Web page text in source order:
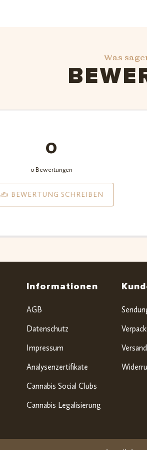
Was
0
0 Bewertungen
✍️ BEWERTUNG SCHREIBEN
Informationen
AGB
Datenschutz
Impressum
Analysenzertifikate
Cannabis Social Clubs
Cannabis Legalisierung